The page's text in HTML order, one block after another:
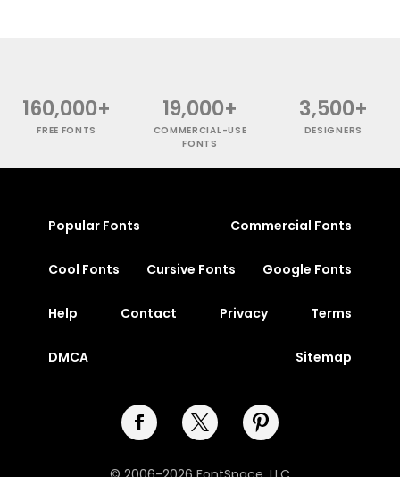
160,000+
FREE FONTS
19,000+
COMMERCIAL-USE
FONTS
3,500+
DESIGNERS
Popular Fonts Commercial Fonts
Cool Fonts Cursive Fonts Google Fonts
Help Contact Privacy Terms
DMCA Sitemap